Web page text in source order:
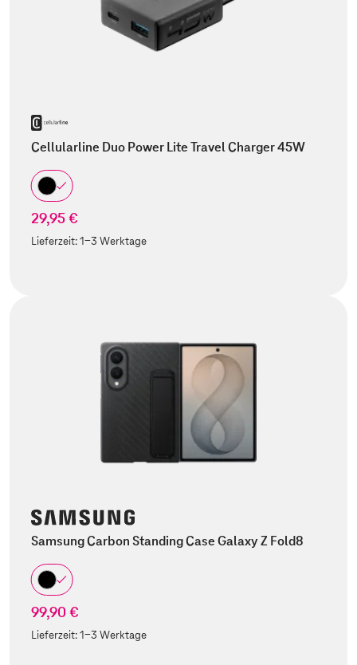
Cellularline Duo Power Lite Travel Charger 45W
29,95 €
Lieferzeit:1-3 Werktage
Samsung Carbon Standing Case Galaxy Z Fold8
99,90 €
Lieferzeit:1-3 Werktage